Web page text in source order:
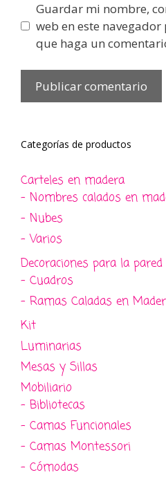
Guardar mi nombre,
web en este
que haga un
Categorías de productos
Carteles en madera
- Nombres calados en
- Nubes
- Varios
Decoraciones para la pared
- Cuadros
- Ramas Caladas en
Kit
Luminarias
Mesas y Sillas
Mobiliario
- Bibliotecas
- Camas Funcionales
- Camas Montessori
- Cómodas